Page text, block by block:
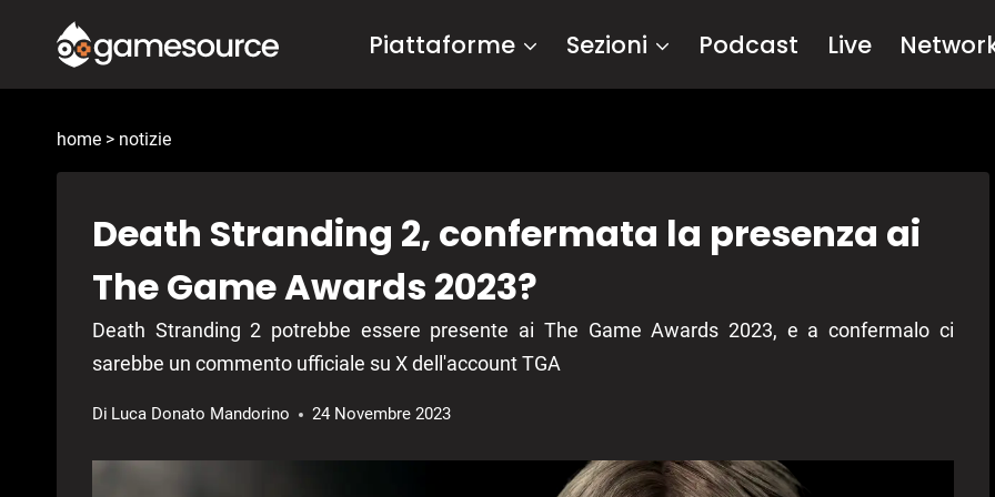
contenuto
Piattaforme Sezioni Podcast Live
home > notizie
Death Stranding 2, confermata la presenza ai
The Game Awards 2023?
Death Stranding 2 potrebbe essere presente ai The Game Awards 2023, e a confermalo ci
sarebbe un commento ufficiale su X dell'account TGA
Di Luca Donato Mandorino 24 Novembre 2023